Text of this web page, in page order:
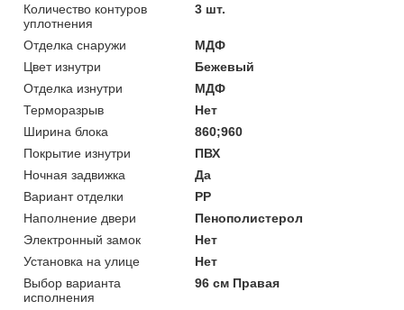
Количество контуров
уплотнения
3 шт.
Отделка снаружи
МДФ
Цвет изнутри
Бежевый
Отделка изнутри
МДФ
Терморазрыв
Нет
Ширина блока
860;960
Покрытие изнутри
ПВХ
Ночная задвижка
Да
Вариант отделки
PP
Наполнение двери
Пенополистерол
Электронный замок
Нет
Установка на улице
Нет
Выбор варианта
исполнения
96 см Правая